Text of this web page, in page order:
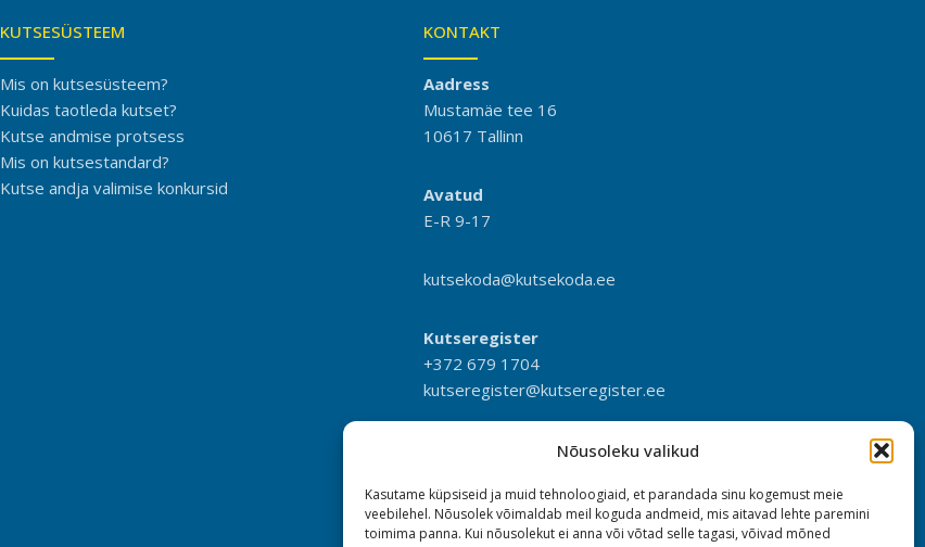
Nõusoleku valikud
Kasutame küpsiseid ja muid tehnoloogiaid, et parandada sinu kogemust meie
veebilehel. Nõusolek võimaldab meil koguda andmeid, mis aitavad lehte paremini
toimima panna. Kui nõusolekut ei anna või võtad selle tagasi, võivad mõned
KUTSESÜSTEEM
Mis on kutsesüsteem?
Kuidas taotleda kutset?
Kutse andmise protsess
Mis on kutsestandard?
Kutse andja valimise konkursid
KONTAKT
Aadress
Mustamäe tee 16
10617 Tallinn
Avatud
E-R 9-17
kutsekoda@kutsekoda.ee
Kutseregister
+372 679 1704
kutseregister@kutseregister.ee